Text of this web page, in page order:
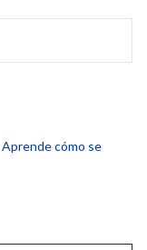
Aprende cómo se